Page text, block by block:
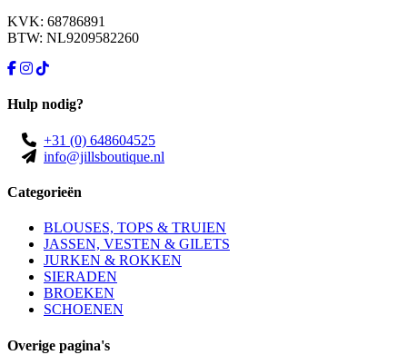
KVK: 68786891
BTW: NL9209582260
Hulp nodig?
+31 (0) 648604525
info@jillsboutique.nl
Categorieën
BLOUSES, TOPS & TRUIEN
JASSEN, VESTEN & GILETS
JURKEN & ROKKEN
SIERADEN
BROEKEN
SCHOENEN
Overige pagina's